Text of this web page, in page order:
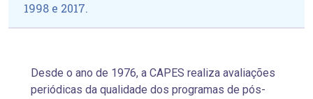
1998 e 2017.
Desde o ano de 1976, a CAPES realiza avaliações
periódicas da qualidade dos programas de pós-